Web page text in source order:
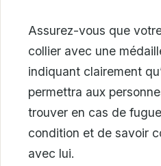
Assurez-vous que
collier avec une
indiquant clairement
permettra aux
trouver en cas de
condition et de savoir
avec lui.